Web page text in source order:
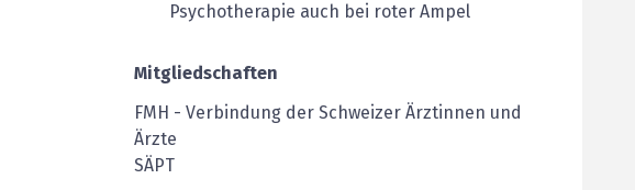
Psychotherapie auch bei roter Ampel
Mitgliedschaften
FMH - Verbindung der Schweizer Ärztinnen und
Ärzte
SÄPT